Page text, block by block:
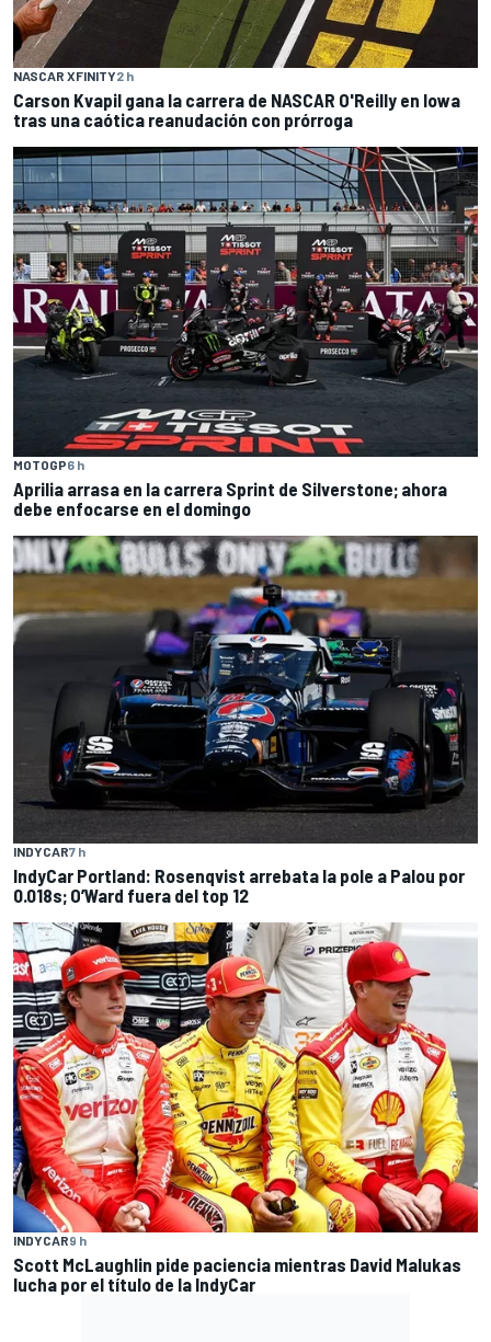
NASCAR XFINITY2 h
Carson Kvapil gana la carrera de NASCAR O'Reilly en Iowa
tras una caótica reanudación con prórroga
MOTOGP6 h
Aprilia arrasa en la carrera Sprint de Silverstone; ahora
debe enfocarse en el domingo
INDYCAR7 h
IndyCar Portland: Rosenqvist arrebata la pole a Palou por
0.018s; O’Ward fuera del top 12
INDYCAR9 h
Scott McLaughlin pide paciencia mientras David Malukas
lucha por el título de la IndyCar